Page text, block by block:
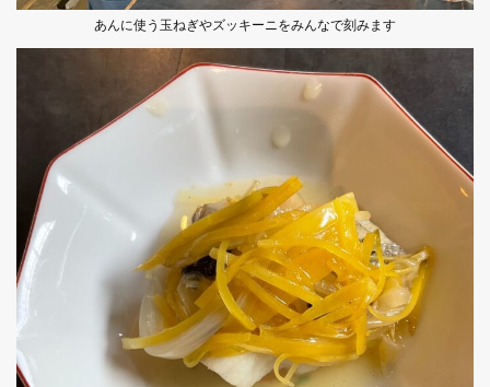
あんに使う玉ねぎやズッキーニをみんなで刻みます